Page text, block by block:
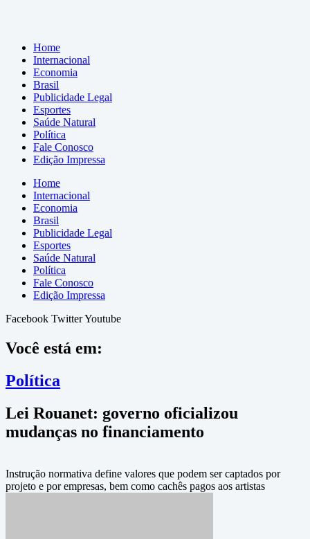
Home
Internacional
Economia
Brasil
Publicidade Legal
Esportes
Saúde Natural
Política
Fale Conosco
Edição Impressa
Home
Internacional
Economia
Brasil
Publicidade Legal
Esportes
Saúde Natural
Política
Fale Conosco
Edição Impressa
Facebook TwitterYoutube
Você está em:
Política
Lei Rouanet: governo oficializou
mudanças no financiamento
Instrução normativa define valores que podem ser captados por
projeto e por empresas, bem como cachês pagos aos artistas